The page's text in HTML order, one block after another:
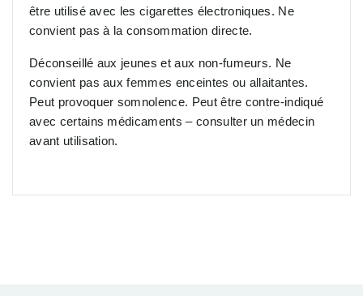
être utilisé avec les cigarettes électroniques. Ne
convient pas à la consommation directe.
Déconseillé aux jeunes et aux non-fumeurs. Ne
convient pas aux femmes enceintes ou allaitantes.
Peut provoquer somnolence. Peut être contre-indiqué
avec certains médicaments – consulter un médecin
avant utilisation.